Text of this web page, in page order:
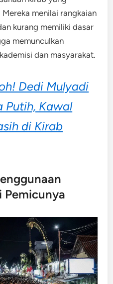
menilai rangkaian
kurang memiliki dasar
memunculkan
dan masyarakat.
Dedi Mulyadi
Putih, Kawal
di Kirab
Pemicunya